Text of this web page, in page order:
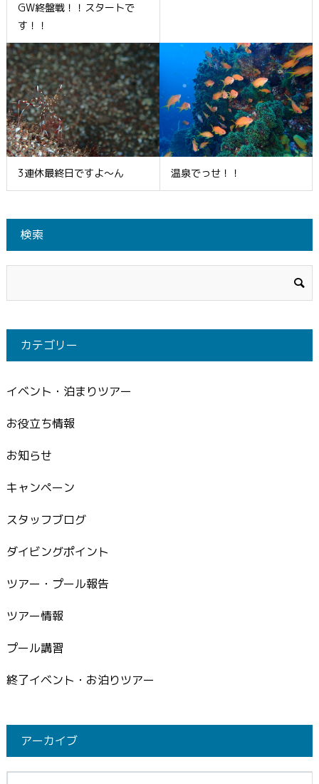
GW終盤戦！！スタートで
す！！
3連休最終日ですよ～ん 温泉でっせ！！
検索
カテゴリー
イベント・泊まりツアー
お役立ち情報
お知らせ
キャンペーン
スタッフブログ
ダイビングポイント
ツアー・プール報告
ツアー情報
プール講習
終了イベント・お泊りツアー
アーカイブ